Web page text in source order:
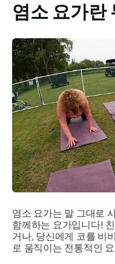
염소 요가란
염소 요가는 말 그대로
함께하는 요가입니다!
거나, 당신에게 코를 비
로 움직이는 전통적인